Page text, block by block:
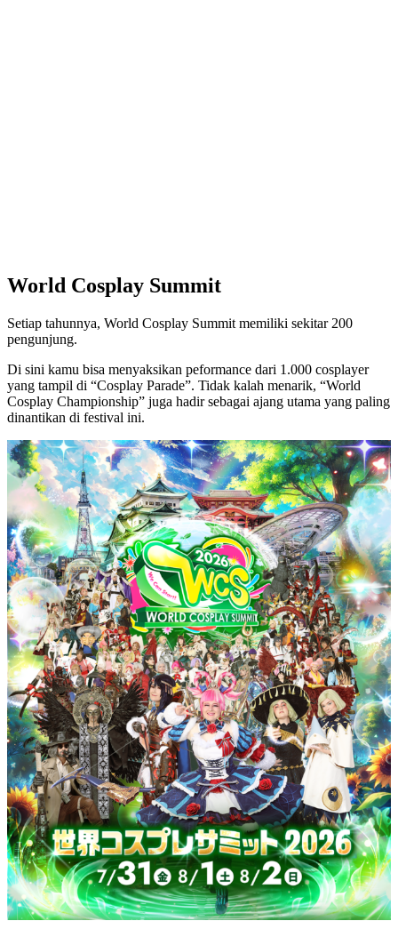
World Cosplay Summit
Setiap tahunnya, World Cosplay Summit memiliki sekitar 200
pengunjung.
Di sini kamu bisa menyaksikan peformance dari 1.000 cosplayer
yang tampil di “Cosplay Parade”. Tidak kalah menarik, “World
Cosplay Championship” juga hadir sebagai ajang utama yang paling
dinantikan di festival ini.